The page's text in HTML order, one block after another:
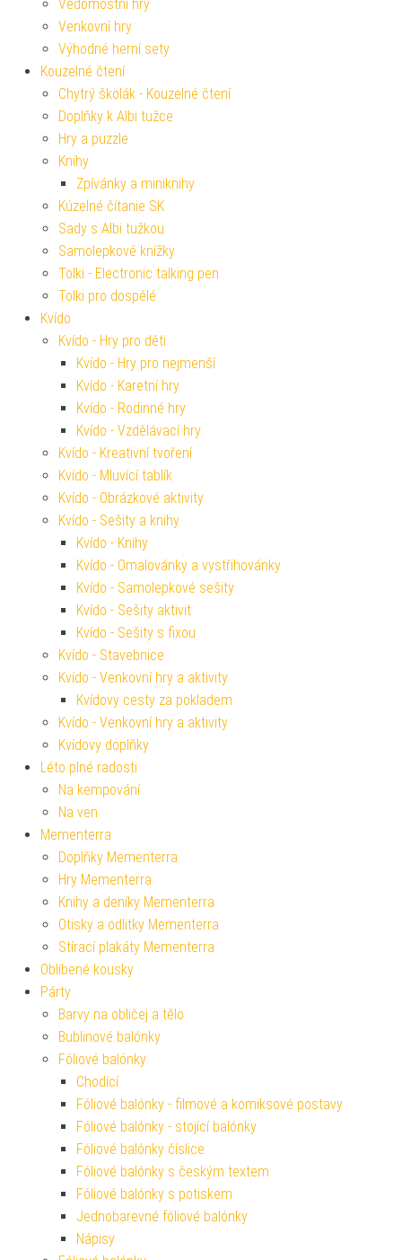
Vědomostní hry
Venkovní hry
Výhodné herní sety
Kouzelné čtení
Chytrý školák - Kouzelné čtení
Doplňky k Albi tužce
Hry a puzzle
Knihy
Zpívánky a miniknihy
Kúzelné čítanie SK
Sady s Albi tužkou
Samolepkové knížky
Tolki - Electronic talking pen
Tolki pro dospělé
Kvído
Kvído - Hry pro děti
Kvído - Hry pro nejmenší
Kvído - Karetní hry
Kvído - Rodinné hry
Kvído - Vzdělávací hry
Kvído - Kreativní tvoření
Kvído - Mluvící tablík
Kvído - Obrázkové aktivity
Kvído - Sešity a knihy
Kvído - Knihy
Kvído - Omalovánky a vystřihovánky
Kvído - Samolepkové sešity
Kvído - Sešity aktivit
Kvído - Sešity s fixou
Kvído - Stavebnice
Kvído - Venkovní hry a aktivity
Kvídovy cesty za pokladem
Kvído - Venkovní hry a aktivity
Kvídovy doplňky
Léto plné radosti
Na kempování
Na ven
Mementerra
Doplňky Mementerra
Hry Mementerra
Knihy a deníky Mementerra
Otisky a odlitky Mementerra
Stírací plakáty Mementerra
Oblíbené kousky
Párty
Barvy na obličej a tělo
Bublinové balónky
Fóliové balónky
Chodící
Fóliové balónky - filmové a komiksové postavy
Fóliové balónky - stojící balónky
Fóliové balónky číslice
Fóliové balónky s českým textem
Fóliové balónky s potiskem
Jednobarevné fóliové balónky
Nápisy